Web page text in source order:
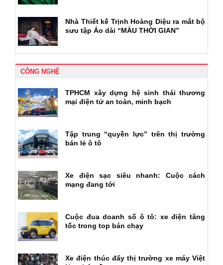
Nhà Thiết kế Trịnh Hoàng Diệu ra mắt bộ
sưu tập Áo dài “MÀU THỜI GIAN”
CÔNG NGHỆ
TPHCM xây dựng hệ sinh thái thương
mại điện tử an toàn, minh bạch
Tập trung “quyền lực” trên thị trường
bán lẻ ô tô
Xe điện sạc siêu nhanh: Cuộc cách
mạng đang tới
Cuộc đua doanh số ô tô: xe điện tăng
tốc trong top bán chạy
Xe điện thúc đẩy thị trường xe máy Việt